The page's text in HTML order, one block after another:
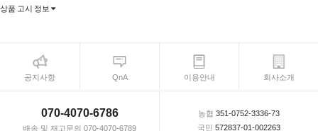
상품 고시 정보
공지사항 QnA 이용안내 회사소개
070-4070-6786
배송 및 재고문의 070-4070-6789
농협 351-0752-3336-73
국민 572837-01-002263